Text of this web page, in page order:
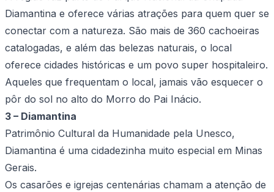
Diamantina e oferece várias atrações para quem quer se
conectar com a natureza. São mais de 360 cachoeiras
catalogadas, e além das belezas naturais, o local
oferece cidades históricas e um povo super hospitaleiro.
Aqueles que frequentam o local, jamais vão esquecer o
pôr do sol no alto do Morro do Pai Inácio.
3 – Diamantina
Patrimônio Cultural da Humanidade pela Unesco,
Diamantina é uma cidadezinha muito especial em Minas
Gerais.
Os casarões e igrejas centenárias chamam a atenção de